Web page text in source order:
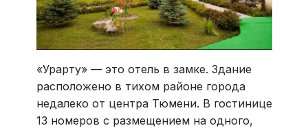
«Урарту» — это отель в замке. Здание
расположено в тихом районе города
недалеко от центра Тюмени. В гостинице
13 номеров с размещением на одного,